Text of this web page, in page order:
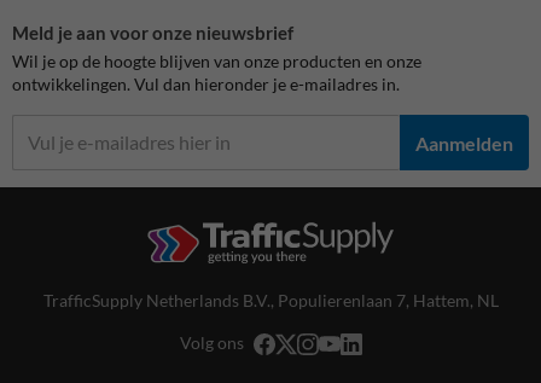
Meld je aan voor onze nieuwsbrief
Wil je op de hoogte blijven van onze producten en onze
ontwikkelingen. Vul dan hieronder je e-mailadres in.
Aanmelden
TrafficSupply Netherlands B.V., Populierenlaan 7, Hattem, NL
Volg ons